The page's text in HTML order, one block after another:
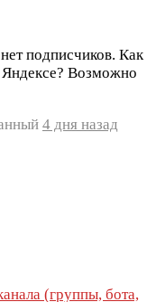
подписчиков. Как
Яндексе? Возможно
4 дня назад
(группы, бота,